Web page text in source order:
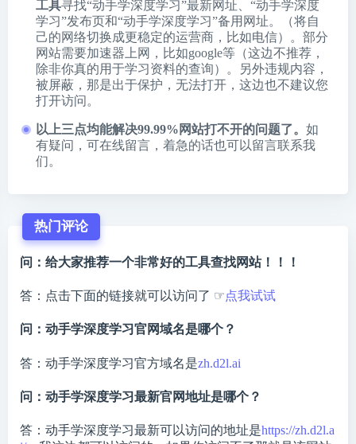
工具寻找“动手学深度学习”最新网址、“动手学深度
学习”发布页和“动手学深度学习”备用网址。（将自
己的网络切换成更稳定的运营商，比如电信）。部分
网站需要加速器上网，比如google等（这边不推荐，
除非你真的用于学习资料的查询）。另外违规内容，
被屏蔽，那是出于保护，无法打开，这边也不建议您
打开访问。
以上三点均能解决99.99%网站打不开的问题了。 如
有疑问，可在线留言，着急的话也可以留言联系我
们。
热门评论
问：给大家推荐一个非常好的工具查找网站！！！
答：点击下面的链接就可以访问了 ☞点我试试
问：动手学深度学习官网域名是哪个？
答：动手学深度学习官方域名是zh.d2l.ai
问：动手学深度学习最新官网地址是哪个？
答：动手学深度学习最新可以访问的地址是https://zh.d2l.a